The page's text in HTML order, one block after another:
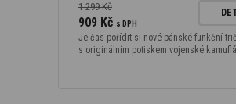
1 299 Kč
909 Kč s DPH
Je čas pořídit si nové pánské funkční
s originálním potiskem vojenské